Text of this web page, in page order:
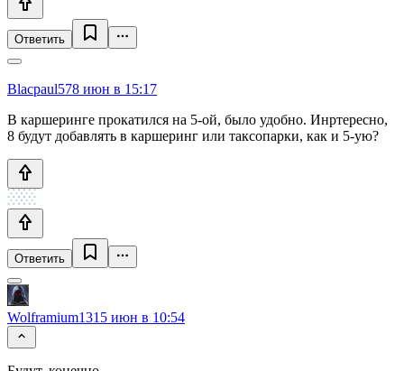
Ответить
Blacpaul578 июн в 15:17
В каршеринге прокатился на 5-ой, было удобно. Инртересно,
8 будут добавлять в каршеринг или таксопарки, как и 5-ую?
Ответить
Wolframium1315 июн в 10:54